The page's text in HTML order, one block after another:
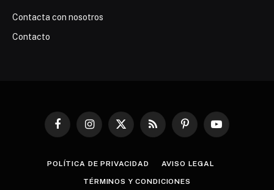
Contacta con nosotros
Contacto
FacebookInstagram
X
RSS PinterestYouTube
POLÍTICA DE PRIVACIDAD AVISO LEGAL
TÉRMINOS Y CONDICIONES